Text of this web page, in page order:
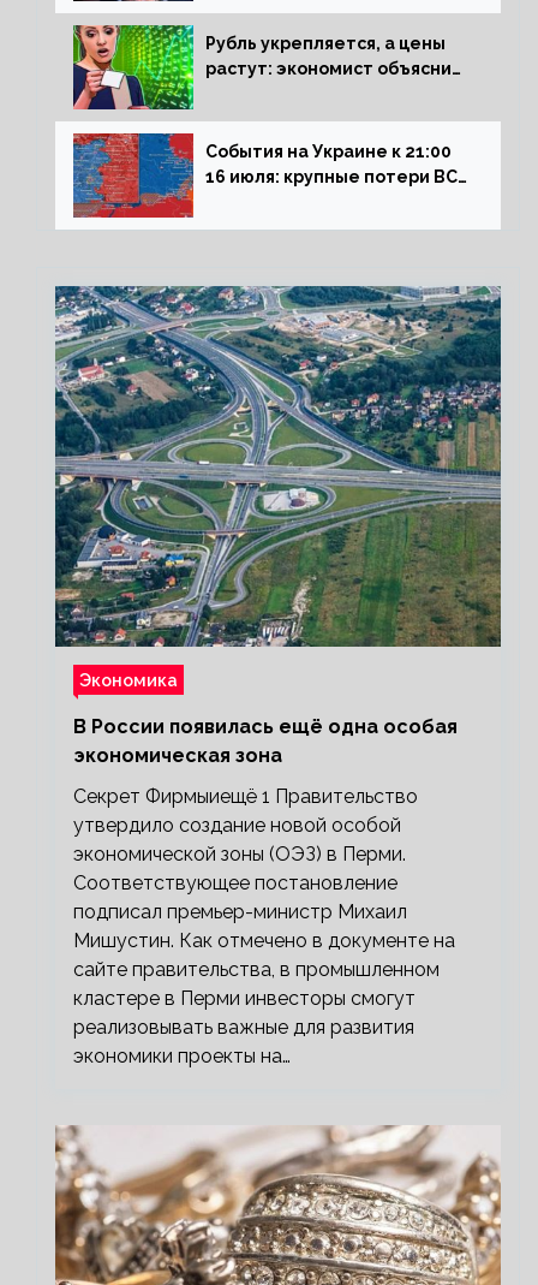
Рубль укрепляется, а цены
растут: экономист объяснил
на рынок РФ
События на Украине к 21:00
16 июля: крупные потери ВСУ
обстреливает Донбасс из
Экономика
В России появилась ещё одна особая
экономическая зона
Секрет Фирмыиещё 1 Правительство
утвердило создание новой особой
экономической зоны (ОЭЗ) в Перми.
Соответствующее постановление
подписал премьер-министр Михаил
Мишустин. Как отмечено в документе на
сайте правительства, в промышленном
кластере в Перми инвесторы смогут
реализовывать важные для развития
экономики проекты на…